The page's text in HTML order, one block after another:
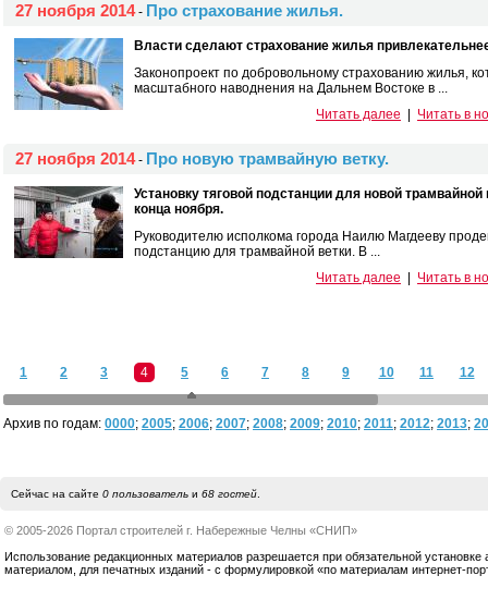
27 ноября 2014- Про страхование жилья.
Власти сделают страхование жилья
Законопроект по добровольному страхованию жилья,
масштабного наводнения на Дальнем Востоке в ...
Читать далее
Читать в
27 ноября 2014- Про новую трамвайную ветку.
Установку тяговой подстанции для новой
конца ноября.
Руководителю исполкома города Наилю Магдееву
подстанцию для трамвайной ветки. В ...
Читать далее
Читать в
1 2 3 4 5 6 7 8 9 10 11 12
Архив по годам: 0000; 2005; 2006; 2007; 2008; 2009; 2010; 2011; 2012; 2013;
Сейчас на сайте 0 пользовательи 68 гостей.
© 2005-2026 Портал строителей г. Набережные Челны «СНИП»
Использование редакционных материалов разрешается при обязательной установке
материалом, для печатных изданий - с формулировкой «по материалам интернет-